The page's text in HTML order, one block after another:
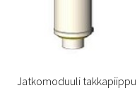
Jatkomoduuli takkapiippu